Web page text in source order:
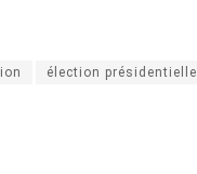
élection présidentielle